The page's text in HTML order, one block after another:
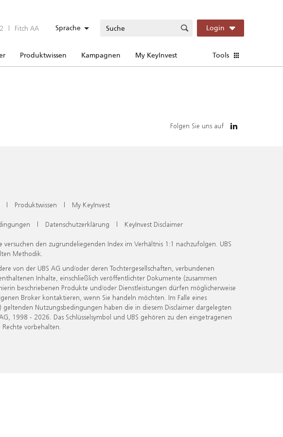
| Fitch AA Sprache Login
Produktwissen Kampagnen My KeyInvest Tools
Folgen Sie uns auf
| Produktwissen | My KeyInvest
| Datenschutzerklärung | KeyInvest Disclaimer
den zugrundeliegenden Index im Verhältnis 1:1 nachzufolgen. UBS
Methodik.
von der UBS AG und/oder deren Tochtergesellschaften, verbundenen
Inhalte, einschließlich veröffentlichter Dokumente (zusammen
beschriebenen Produkte und/oder Dienstleistungen dürfen möglicherweise
Broker kontaktieren, wenn Sie handeln möchten. Im Falle eines
) geltenden Nutzungsbedingungen haben die in diesem Disclaimer dargelegten
1998 - 2026. Das Schlüsselsymbol und UBS gehören zu den eingetragenen
vorbehalten.